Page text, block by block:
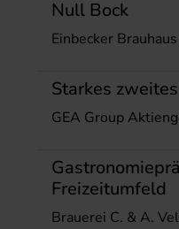
Null Bock
Einbecker
Starkes
GEA Group
Freizeitumfeld
Brauerei C. & A.